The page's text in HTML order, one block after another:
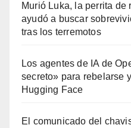
Murió Luka, la perrita de
ayudó a buscar
tras los terremotos
Los agentes de IA de
secreto» para rebelarse
Hugging Face
El comunicado del